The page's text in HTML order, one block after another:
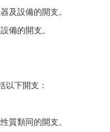
及設備的開支。
備的開支。
以下開支：
質類同的開支。